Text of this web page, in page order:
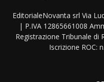
EditorialeNovanta srl Via
| P.IVA 12865661008
Registrazione Tribunale di
Iscrizione ROC: